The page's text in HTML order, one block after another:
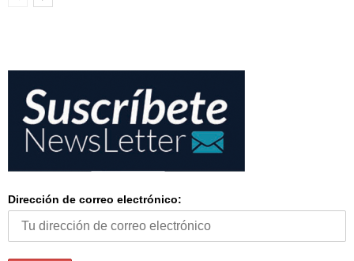
Dirección de correo electrónico: